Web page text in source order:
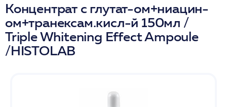
Концентрат с глутат-ом+ниацин-
ом+транексам.кисл-й 150мл /
Triple Whitening Effect Ampoule
/HISTOLAB